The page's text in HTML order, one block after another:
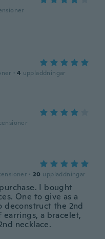
· 4 uppladdningar
· 20 uppladdningar
I bought
One to give as a
deconstruct the 2nd
earrings, a bracelet,
necklace.